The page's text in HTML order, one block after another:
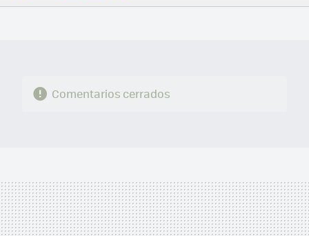
FACEBOOK
TWITTERFLIPBOARD
E-
WHATSAPP
Comentarios cerrados